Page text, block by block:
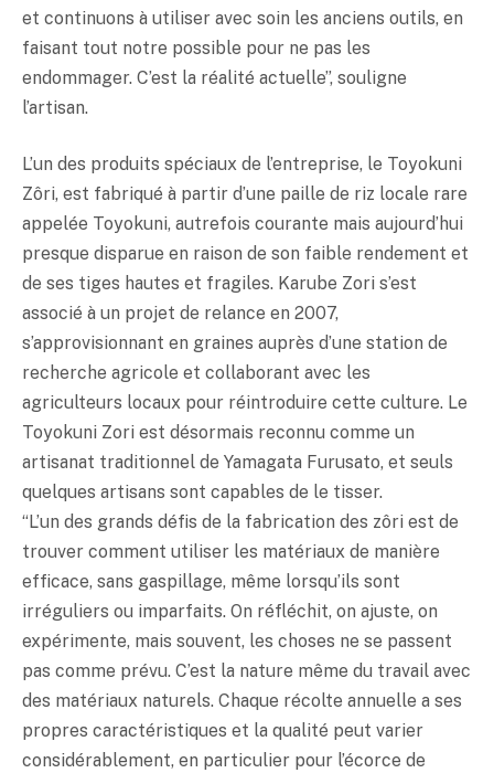
et continuons à utiliser avec soin les anciens outils, en
faisant tout notre possible pour ne pas les
endommager. C’est la réalité actuelle”, souligne
l’artisan.
L’un des produits spéciaux de l’entreprise, le Toyokuni
Zôri, est fabriqué à partir d’une paille de riz locale rare
appelée Toyokuni, autrefois courante mais aujourd’hui
presque disparue en raison de son faible rendement et
de ses tiges hautes et fragiles. Karube Zori s’est
associé à un projet de relance en 2007,
s’approvisionnant en graines auprès d’une station de
recherche agricole et collaborant avec les
agriculteurs locaux pour réintroduire cette culture. Le
Toyokuni Zori est désormais reconnu comme un
artisanat traditionnel de Yamagata Furusato, et seuls
quelques artisans sont capables de le tisser.
“L’un des grands défis de la fabrication des zôri est de
trouver comment utiliser les matériaux de manière
efficace, sans gaspillage, même lorsqu’ils sont
irréguliers ou imparfaits. On réfléchit, on ajuste, on
expérimente, mais souvent, les choses ne se passent
pas comme prévu. C’est la nature même du travail avec
des matériaux naturels. Chaque récolte annuelle a ses
propres caractéristiques et la qualité peut varier
considérablement, en particulier pour l’écorce de